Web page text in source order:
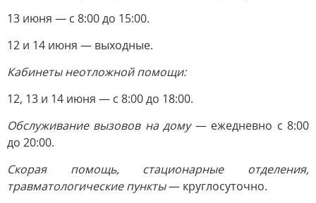
13 июня — с 8:00 до 15:00.
12 и 14 июня — выходные.
Кабинеты неотложной помощи:
12, 13 и 14 июня — с 8:00 до 18:00.
Обслуживание вызовов на дому— ежедневно с 8:00
до 20:00.
Скорая помощь, стационарные отделения,
травматологические пункты— круглосуточно.